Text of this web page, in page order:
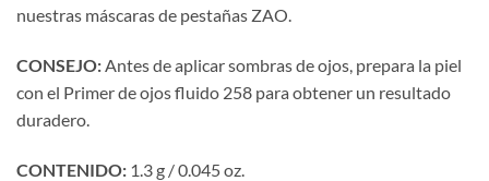
nuestras máscaras de pestañas ZAO.
CONSEJO:Antes de aplicar sombras de ojos, prepara la piel
con el Primer de ojos fluido 258 para obtener un resultado
duradero.
CONTENIDO: 1.3 g / 0.045 oz.